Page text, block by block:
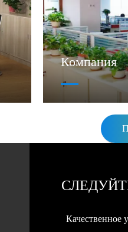
Компания
Качественное